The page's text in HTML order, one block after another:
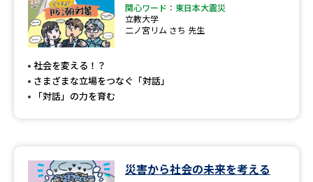
関心ワード：東日本大震災
立教大学
二ノ宮リム さち 先生
社会を変える！？
さまざまな立場をつなぐ「対話」
「対話」の力を育む
災害から社会の未来を考える